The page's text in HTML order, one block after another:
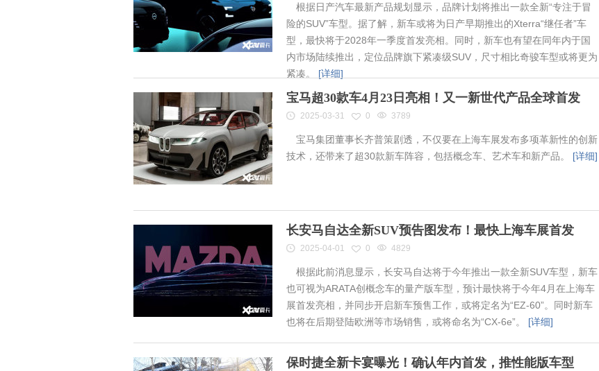
根据日产汽车最新产品规划显示，品牌计划将推出一款全新“专注于冒
险的SUV”车型。据了解，新车或将为日产早期推出的Xterra“继任者”车
型，最快将于2028年一季度首发亮相。同时，新车也有望在同年内于国
内市场陆续推出，定位品牌旗下紧凑级SUV，尺寸相比奇骏车型或将更为
紧凑。 [详细]
宝马超30款车4月23日亮相！又一新世代产品全球首发
2025-03-31 0 3789
宝马集团董事长齐普策剧透，不仅要在上海车展发布多项革新性的创新
技术，还带来了超30款新车阵容，包括概念车、艺术车和新产品。 [详细]
长安马自达全新SUV预告图发布！最快上海车展首发
2025-04-01 0 4829
根据此前消息显示，长安马自达将于今年推出一款全新SUV车型，新车
也可视为ARATA创概念车的量产版车型，预计最快将于今年4月在上海车
展首发亮相，并同步开启新车预售工作，或将定名为“EZ-60”。同时新车
也将在后期登陆欧洲等市场销售，或将命名为“CX-6e”。 [详细]
保时捷全新卡宴曝光！确认年内首发，推性能版车型